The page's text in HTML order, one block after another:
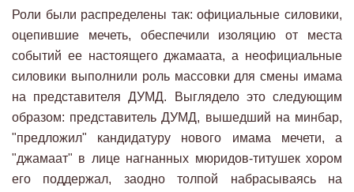
Роли были распределены так: официальные силовики,
оцепившие мечеть, обеспечили изоляцию от места
событий ее настоящего джамаата, а неофициальные
силовики выполнили роль массовки для смены имама
на представителя ДУМД. Выглядело это следующим
образом: представитель ДУМД, вышедший на минбар,
"предложил" кандидатуру нового имама мечети, а
"джамаат" в лице нагнанных мюридов-титушек хором
его поддержал, заодно толпой набрасываясь на